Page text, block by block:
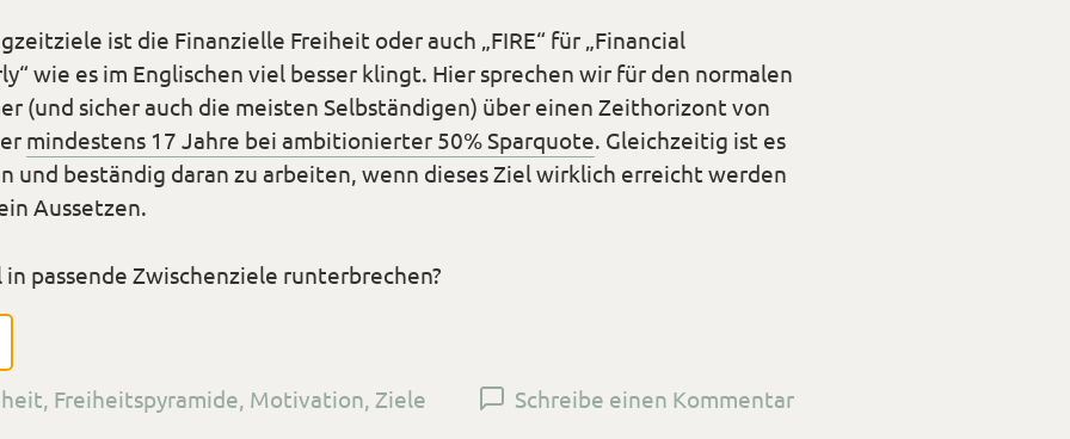
ist die Finanzielle Freiheit oder auch „FIRE“ für „Financial
wie es im Englischen viel besser klingt. Hier sprechen wir für den normalen
(und sicher auch die meisten Selbständigen) über einen Zeithorizont von
mindestens 17 Jahre bei ambitionierter 50% Sparquote. Gleichzeitig ist es
und beständig daran zu arbeiten, wenn dieses Ziel wirklich erreicht werden
Aussetzen.
passende Zwischenziele runterbrechen?
Freiheitspyramide Motivation Ziele Schreibe einen Kommentarzu